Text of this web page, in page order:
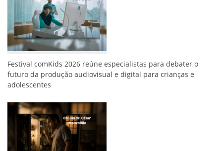
Festival comKids 2026 reúne especialistas para debater o
futuro da produção audiovisual e digital para crianças e
adolescentes